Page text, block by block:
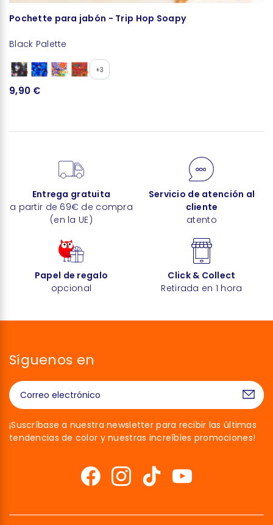
Pochette para jabón - Trip Hop Soapy
Black Palette
+3
9,90 €
Entrega gratuita
a partir de 69€ de compra
(en la UE)
Servicio de atención al
cliente
atento
Papel de regalo
opcional
Click & Collect
Retirada en 1 hora
Síguenos en
¡Suscríbase a nuestra newsletter para recibir las últimas
tendencias de color y nuestras increíbles promociones!